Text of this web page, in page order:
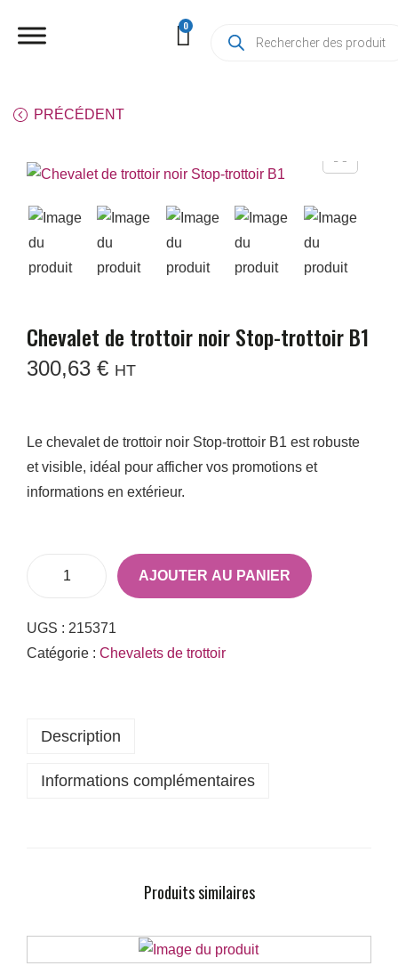
PRÉCÉDENT
Chevalet de trottoir noir Stop-trottoir B1
300,63 € HT
Le chevalet de trottoir noir Stop-trottoir B1 est robuste
et visible, idéal pour afficher vos promotions et
informations en extérieur.
AJOUTER AU PANIER
UGS : 215371
Catégorie : Chevalets de trottoir
Description
Informations complémentaires
Produits similaires